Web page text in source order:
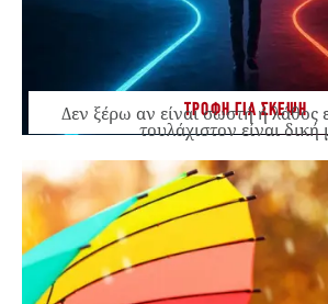
ΤΡΟΦΗ ΓΙΑ ΣΚΕΨΗ
Δεν ξέρω αν είναι σωστή ή λάθος
τουλάχιστον είναι δική